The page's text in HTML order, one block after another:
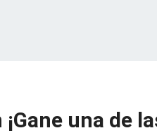
una de